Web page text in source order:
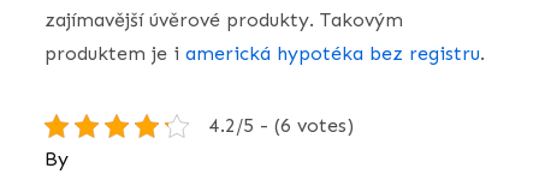
zajímavější úvěrové produkty. Takovým
produktem je iamerická hypotéka bez registru.
4.2/5 - (6 votes)
By